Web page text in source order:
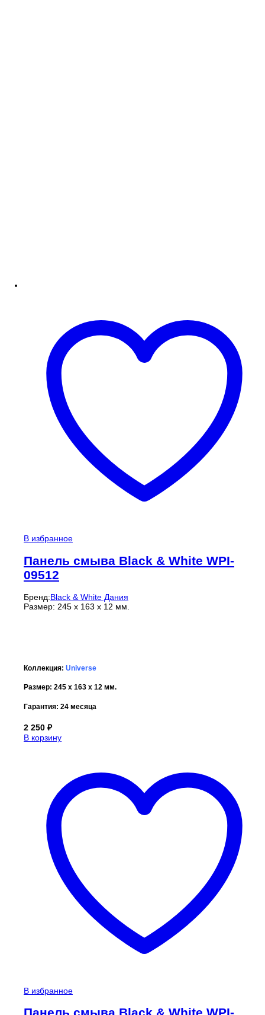
В избранное
Панель смыва Black & White WPI-
09512
Бренд:Black & White Дания
Размер: 245 х 163 х 12 мм.
Коллекция: Universe
Размер: 245 х 163 х 12 мм.
Гарантия: 24 месяца
2 250 ₽
В корзину
В избранное